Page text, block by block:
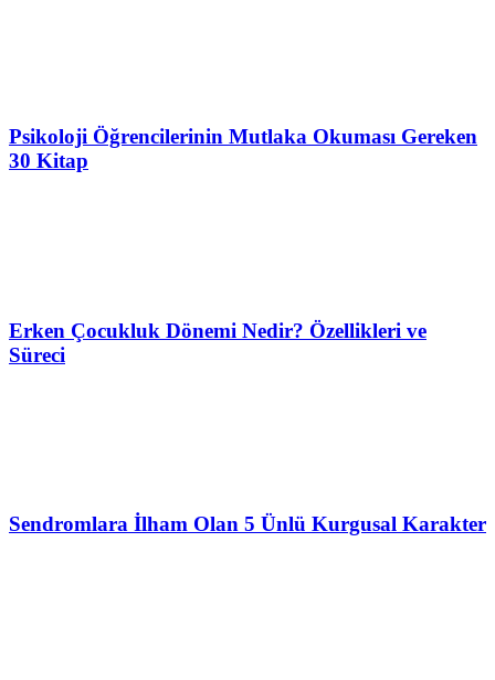
Psikoloji Öğrencilerinin Mutlaka Okuması Gereken
30 Kitap
Erken Çocukluk Dönemi Nedir? Özellikleri ve
Süreci
Sendromlara İlham Olan 5 Ünlü Kurgusal Karakter